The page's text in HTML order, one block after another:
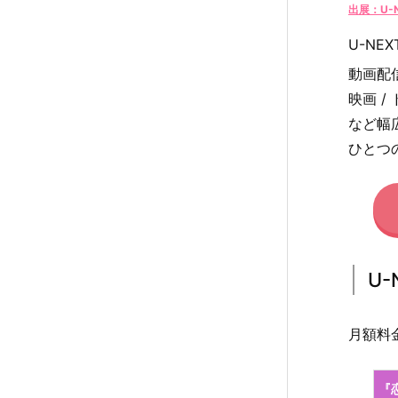
2.
U
-
N
E
X
の
細
U
E
X
出展：U-
U-
動画配
映画 /
など幅
ひとつ
U-
月額料